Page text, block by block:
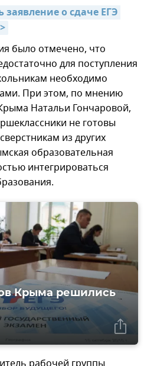
о сдаче ЕГЭ
было отмечено, что
для поступления
необходимо
При этом, по мнению
Натальи Гончаровой,
не готовы
из других
образовательная
интегрироваться
Крыма решились